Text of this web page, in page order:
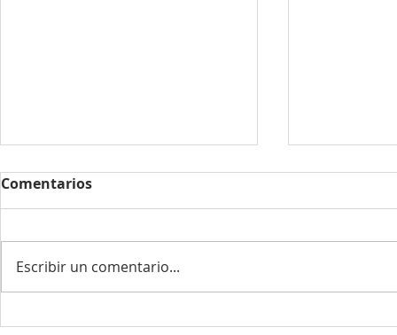
¿Cómo funciona una
Comentarios
Escribir un comentario...